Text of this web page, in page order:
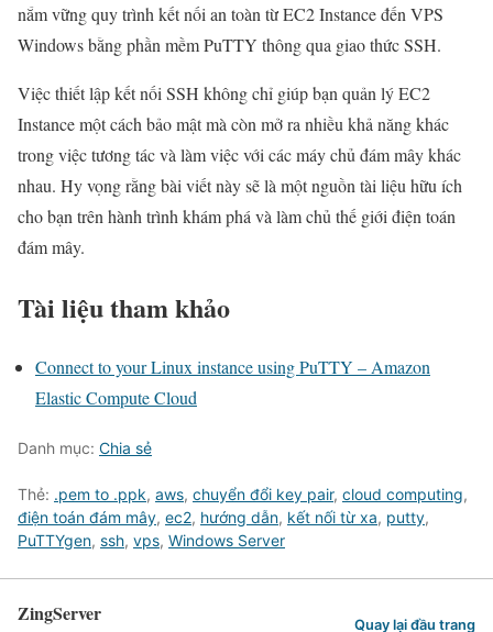
nắm vững quy trình kết nối an toàn từ EC2 Instance đến VPS
Windows bằng phần mềm PuTTY thông qua giao thức SSH.
Việc thiết lập kết nối SSH không chỉ giúp bạn quản lý EC2
Instance một cách bảo mật mà còn mở ra nhiều khả năng khác
trong việc tương tác và làm việc với các máy chủ đám mây khác
nhau. Hy vọng rằng bài viết này sẽ là một nguồn tài liệu hữu ích
cho bạn trên hành trình khám phá và làm chủ thế giới điện toán
đám mây.
Tài liệu tham khảo
Connect to your Linux instance using PuTTY – Amazon
Elastic Compute Cloud
Danh mục: Chia sẻ
Thẻ: .pem to .ppk, aws, chuyển đổi key pair, cloud computing,
điện toán đám mây, ec2, hướng dẫn, kết nối từ xa, putty,
PuTTYgen, ssh, vps, Windows Server
ZingServer Quay lại đầu trang